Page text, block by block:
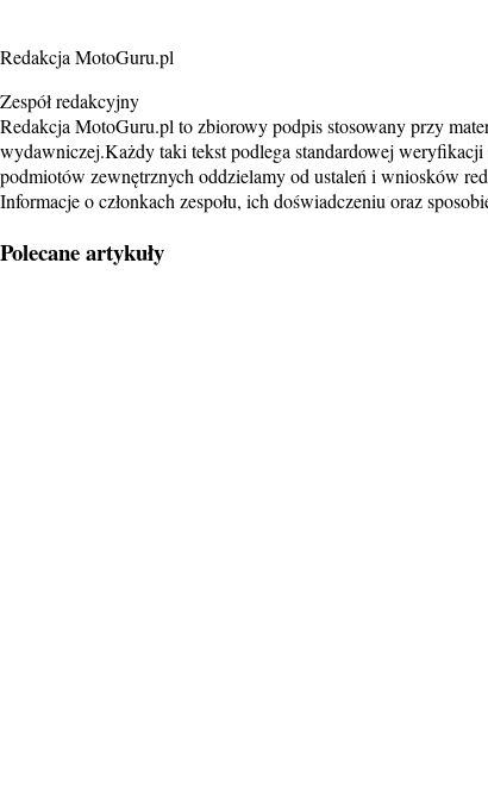
Redakcja MotoGuru.pl
Zespół redakcyjny
Redakcja MotoGuru.pl to zbiorowy podpis stosowany przy
wydawniczej.Każdy taki tekst podlega standardowej
podmiotów zewnętrznych oddzielamy od ustaleń i wniosków
Informacje o członkach zespołu, ich doświadczeniu oraz
Polecane artykuły